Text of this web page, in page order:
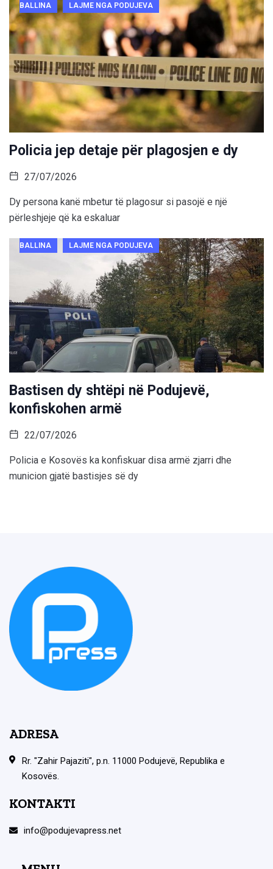
BALLINA LAJME NGA PODUJEVA
Policia jep detaje për plagosjen e dy
27/07/2026
Dy persona kanë mbetur të plagosur si pasojë e një
përleshjeje që ka eskaluar
BALLINA LAJME NGA PODUJEVA
Bastisen dy shtëpi në Podujevë,
konfiskohen armë
22/07/2026
Policia e Kosovës ka konfiskuar disa armë zjarri dhe
municion gjatë bastisjes së dy
ADRESA
Rr. "Zahir Pajaziti", p.n. 11000 Podujevë, Republika e
Kosovës.
KONTAKTI
info@podujevapress.net